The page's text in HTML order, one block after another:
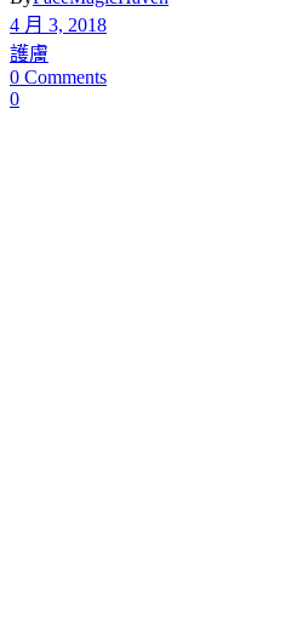
4 月 3, 2018
護膚
0 Comments
0